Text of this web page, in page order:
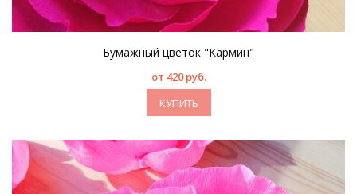
Бумажный цветок "Кармин"
от 420 руб.
КУПИТЬ